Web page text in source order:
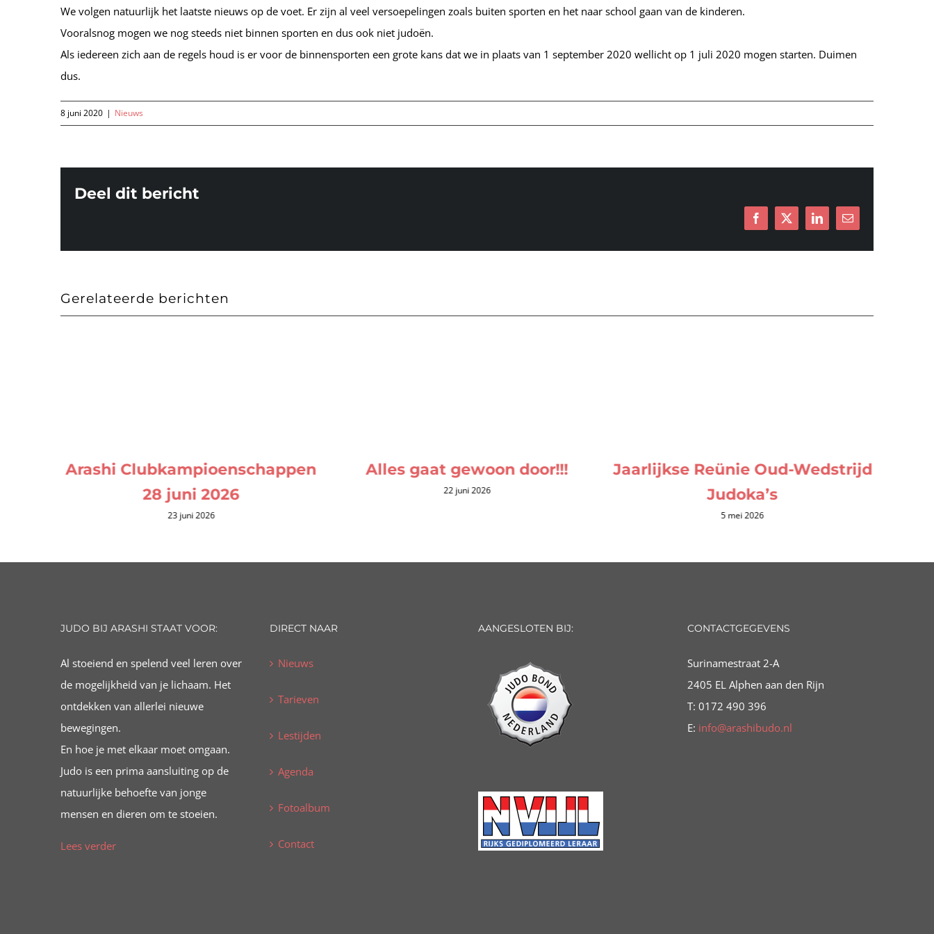
We volgen natuurlijk het laatste nieuws op de voet. Er zijn al veel versoepelingen zoals buiten sporten en het naar school gaan van de kinderen.
Vooralsnog mogen we nog steeds niet binnen sporten en dus ook niet judoën.
Als iedereen zich aan de regels houd is er voor de binnensporten een grote kans dat we in plaats van 1 september 2020 wellicht op 1 juli 2020 mogen starten. Duimen
dus.
8 juni 2020 | Nieuws
Deel dit bericht
Facebook
X LinkedIn
E-
mail
Gerelateerde berichten
Arashi Clubkampioenschappen
28 juni 2026
23 juni 2026
Alles gaat gewoon door!!!
22 juni 2026
Jaarlijkse Reünie Oud-Wedstrijd
Judoka’s
5 mei 2026
JUDO BIJ ARASHI STAAT VOOR:
Al stoeiend en spelend veel leren over
de mogelijkheid van je lichaam. Het
ontdekken van allerlei nieuwe
bewegingen.
En hoe je met elkaar moet omgaan.
Judo is een prima aansluiting op de
natuurlijke behoefte van jonge
mensen en dieren om te stoeien.
Lees verder
DIRECT NAAR
Nieuws
Tarieven
Lestijden
Agenda
Fotoalbum
Contact
AANGESLOTEN BIJ: CONTACTGEGEVENS
Surinamestraat 2-A
2405 EL Alphen aan den Rijn
T: 0172 490 396
E: info@arashibudo.nl